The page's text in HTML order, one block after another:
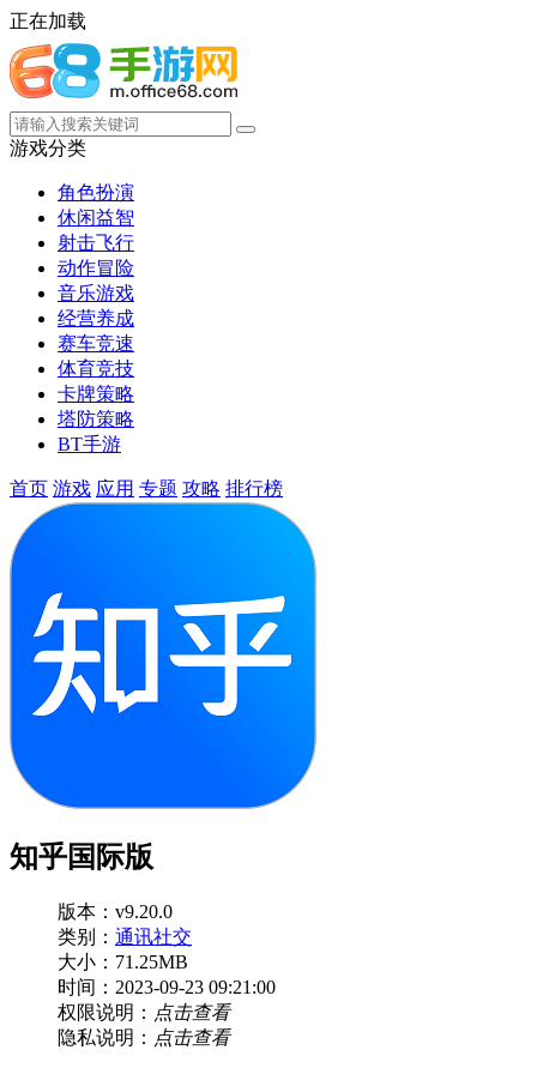
正在加载
游戏分类
角色扮演
休闲益智
射击飞行
动作冒险
音乐游戏
经营养成
赛车竞速
体育竞技
卡牌策略
塔防策略
BT手游
首页 游戏 应用 专题 攻略 排行榜
知乎国际版
版本：v9.20.0
类别： 通讯社交
大小：71.25MB
时间：2023-09-23 09:21:00
权限说明： 点击查看
隐私说明： 点击查看